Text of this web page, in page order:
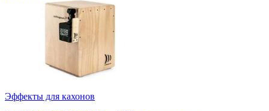
Эффекты для кахонов